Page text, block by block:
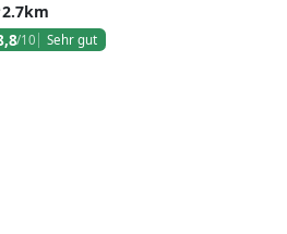
2.7km
/10 Sehr gut